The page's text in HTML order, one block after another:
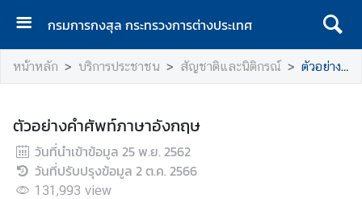
กรมการกงสุล กระทรวงการต่างประเทศ
ห
น้
ร
ก
ก
หน้าหลัก บริการประชาชน สัญชาติและนิติกรณ์ ตัวอย่างคำศัพท์ภาษาอังกฤษ
ตัวอย่างคำศัพท์ภาษาอังกฤษ
วันที่นำเข้าข้อมูล 25 พ.ย. 2562
วันที่ปรับปรุงข้อมูล 2 ต.ค. 2566
131,993 view